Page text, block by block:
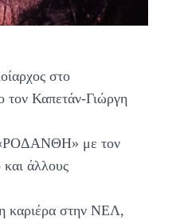
στο
Καπετάν-Γιώργη
«ΡΟΔΑΝΘΗ» με τον
άλλους
καριέρα στην ΝΕΛ,